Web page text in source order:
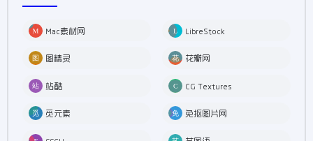
Mac素材网 LibreStock
图精灵 花瓣网
站酷 CG Textures
觅元素 免抠图片网